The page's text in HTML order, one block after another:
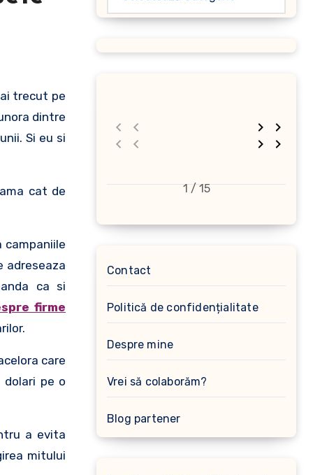
trecut pe
dintre
Si eu si
cat de
campaniile
adreseaza
ca si
firme
care
dolari pe o
a evita
mitului
1 / 15
Contact
Politică de confidențialitate
Despre mine
Vrei să colaborăm?
Blog partener